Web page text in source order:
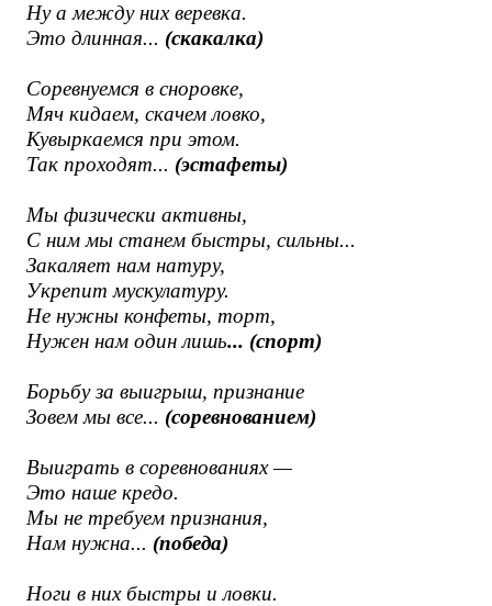
Ну а между них веревка.
Это длинная... (скакалка)
Соревнуемся в сноровке,
Мяч кидаем, скачем ловко,
Кувыркаемся при этом.
Так проходят... (эстафеты)
Мы физически активны,
С ним мы станем быстры, сильны...
Закаляет нам натуру,
Укрепит мускулатуру.
Не нужны конфеты, торт,
Нужен нам один лишь... (спорт)
Борьбу за выигрыш, признание
Зовем мы все... (соревнованием)
Выиграть в соревнованиях —
Это наше кредо.
Мы не требуем признания,
Нам нужна... (победа)
Ноги в них быстры и ловки.